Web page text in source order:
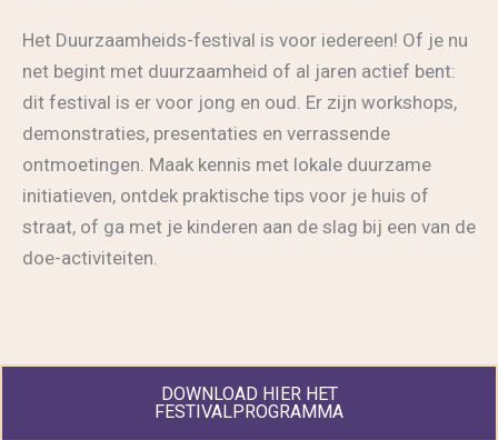
Het Duurzaamheids-festival is voor iedereen! Of je nu
net begint met duurzaamheid of al jaren actief bent:
dit festival is er voor jong en oud. Er zijn workshops,
demonstraties, presentaties en verrassende
ontmoetingen. Maak kennis met lokale duurzame
initiatieven, ontdek praktische tips voor je huis of
straat, of ga met je kinderen aan de slag bij een van de
doe-activiteiten.
DOWNLOAD HIER HET
FESTIVALPROGRAMMA